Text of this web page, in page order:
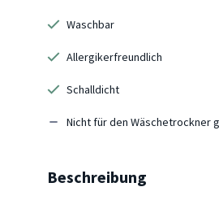
Waschbar
Allergikerfreundlich
Schalldicht
Nicht für den Wäschetrockner
Beschreibung